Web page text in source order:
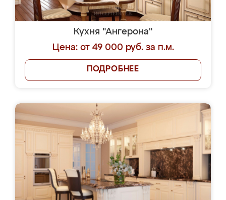
Кухня "Ангерона"
Цена: от 49 000 руб. за п.м.
ПОДРОБНЕЕ